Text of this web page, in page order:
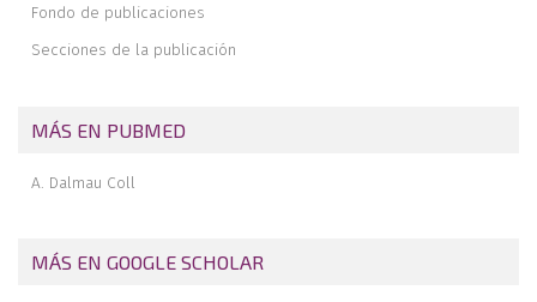
Fondo de publicaciones
Secciones de la publicación
MÁS EN PUBMED
A. Dalmau Coll
MÁS EN GOOGLE SCHOLAR